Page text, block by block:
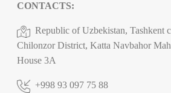
CONTACTS:
Republic of Uzbekistan, Tashkent
Chilonzor District, Katta Navbahor
House 3A
+998 93 097 75 88